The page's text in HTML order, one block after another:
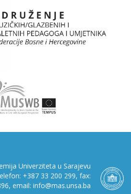
Univerziteta u Sarajevu
+387 33 200 299, fax:
email: info@mas.unsa.ba